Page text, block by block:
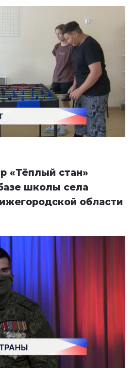
«Тёплый стан»
школы села
области